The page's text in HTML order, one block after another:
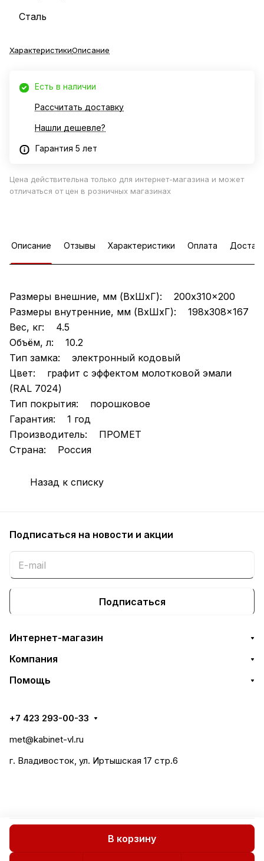
В корзину
Сталь
ХарактеристикиОписание
Есть в наличии
Рассчитать доставку
Нашли дешевле?
Гарантия 5 лет
Цена действительна только для интернет-магазина и может
отличаться от цен в розничных магазинах
Описание Отзывы Характеристики Оплата
Размеры внешние, мм (ВхШхГ): 200x310x200
Размеры внутренние, мм (ВхШхГ): 198x308x167
Вес, кг: 4.5
Объём, л: 10.2
Тип замка: электронный кодовый
Цвет: графит с эффектом молотковой эмали
(RAL 7024)
Тип покрытия: порошковое
Гарантия: 1 год
Производитель: ПРОМЕТ
Страна: Россия
Назад к списку
Подписаться на новости и акции
Подписаться
Интернет-магазин
Компания
Помощь
+7 423 293-00-33
met@kabinet-vl.ru
г. Владивосток, ул. Иртышская 17 стр.6
Все права защищены 2018-2026 © СтилМет